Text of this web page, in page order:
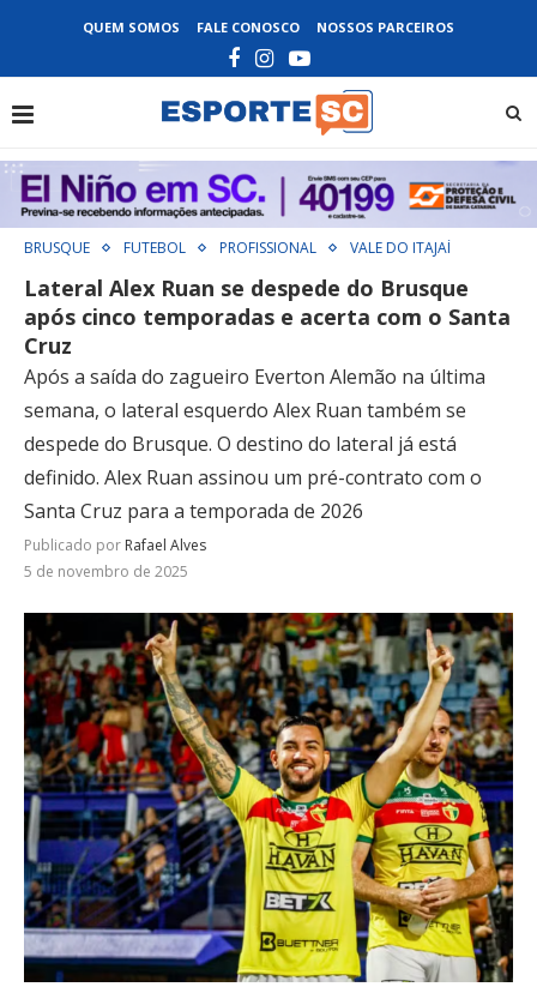
QUEM SOMOS FALE CONOSCO NOSSOS PARCEIROS
BRUSQUE FUTEBOL PROFISSIONAL VALE DO ITAJAÍ
Lateral Alex Ruan se despede do Brusque
após cinco temporadas e acerta com o Santa
Cruz
Após a saída do zagueiro Everton Alemão na última
semana, o lateral esquerdo Alex Ruan também se
despede do Brusque. O destino do lateral já está
definido. Alex Ruan assinou um pré-contrato com o
Santa Cruz para a temporada de 2026
Publicado por Rafael Alves
5 de novembro de 2025